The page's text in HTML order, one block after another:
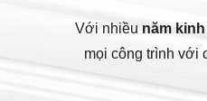
Với nhiều năm
mọi công trình với